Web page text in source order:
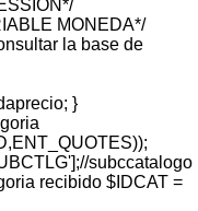
MONEDA*/
la base de
}
subccatalogo
recibido $IDCAT =